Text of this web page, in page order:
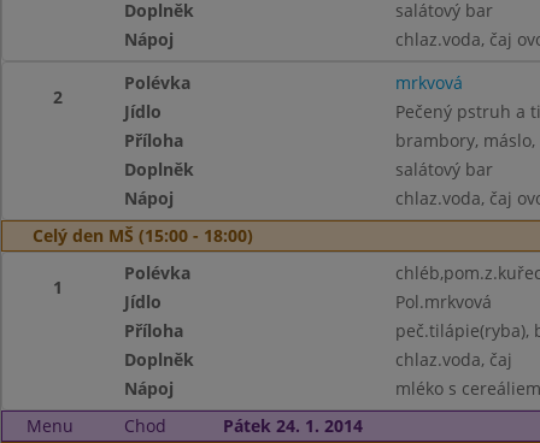
Doplněk
salátový bar
Nápoj
chlaz.voda, čaj
2
Polévka
mrkvová
Jídlo
Pečený pstruh a
Příloha
brambory,
Doplněk
salátový bar
Nápoj
chlaz.voda, čaj
Celý den MŠ (15:00 - 18:00)
1
Polévka
Jídlo
Pol.mrkvová
Příloha
peč.tilápie(ryba),
Doplněk
chlaz.voda, čaj
Nápoj
mléko s
Menu
Chod Pátek 24. 1. 2014